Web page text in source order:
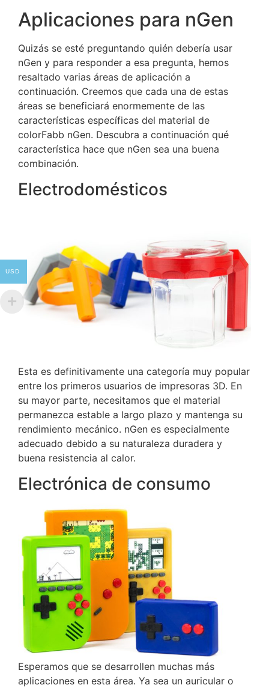
Aplicaciones para nGen
Quizás se esté preguntando quién debería usar
nGen y para responder a esa pregunta, hemos
resaltado varias áreas de aplicación a
continuación. Creemos que cada una de estas
áreas se beneficiará enormemente de las
características específicas del material de
colorFabb nGen. Descubra a continuación qué
característica hace que nGen sea una buena
combinación.
Electrodomésticos
Esta es definitivamente una categoría muy popular
entre los primeros usuarios de impresoras 3D. En
su mayor parte, necesitamos que el material
permanezca estable a largo plazo y mantenga su
rendimiento mecánico. nGen es especialmente
adecuado debido a su naturaleza duradera y
buena resistencia al calor.
Electrónica de consumo
Esperamos que se desarrollen muchas más
aplicaciones en esta área. Ya sea un auricular o
USD